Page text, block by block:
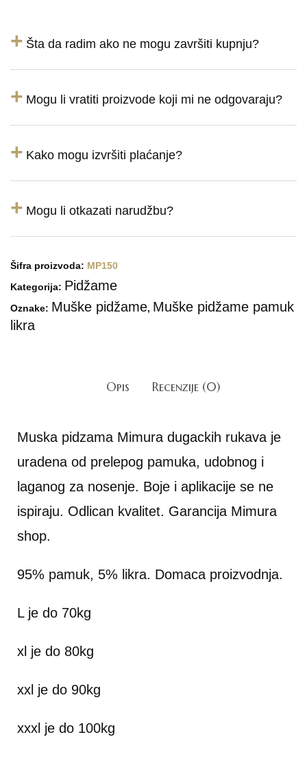
+ Šta da radim ako ne mogu završiti kupnju?
+ Mogu li vratiti proizvode koji mi ne odgovaraju?
+ Kako mogu izvršiti plaćanje?
+ Mogu li otkazati narudžbu?
Šifra proizvoda: MP150
Kategorija: Pidžame
Oznake: Muške pidžame, Muške pidžame pamuk
likra
Opis Recenzije (0)
Muska pidzama Mimura dugackih rukava je
uradena od prelepog pamuka, udobnog i
laganog za nosenje. Boje i aplikacije se ne
ispiraju. Odlican kvalitet. Garancija Mimura
shop.
95% pamuk, 5% likra. Domaca proizvodnja.
L je do 70kg
xl je do 80kg
xxl je do 90kg
xxxl je do 100kg